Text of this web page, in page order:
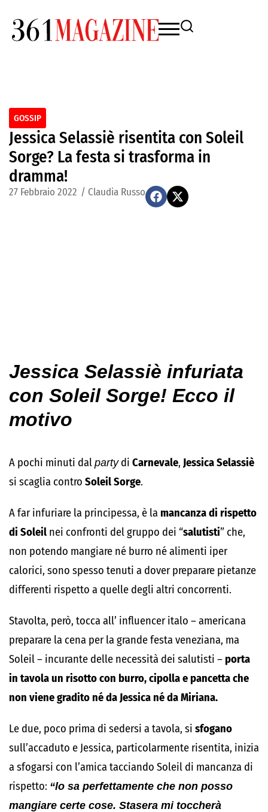
GOSSIP
Jessica Selassiè risentita con Soleil
Sorge? La festa si trasforma in
dramma!
27 Febbraio 2022 / Claudia Russo
Jessica Selassiè infuriata
con Soleil Sorge! Ecco il
motivo
A pochi minuti dalpartydi Carnevale, JessicaSelassiè
si scaglia contro SoleilSorge.
A far infuriare la principessa, è la mancanza di rispetto
di Soleil nei confronti del gruppo dei “salutisti” che,
non potendo mangiare né burro né alimenti iper
calorici, sono spesso tenuti a dover preparare pietanze
differenti rispetto a quelle degli altri concorrenti.
Stavolta, però, tocca all’ influencer italo – americana
preparare la cena per la grande festa veneziana, ma
Soleil – incurante delle necessità dei salutisti – porta
in tavola un risotto con burro, cipolla e pancetta che
non viene gradito né da Jessica né da Miriana.
Le due, poco prima di sedersi a tavola, si sfogano
sull’accaduto e Jessica, particolarmente risentita, inizia
a sfogarsi con l’amica tacciando Soleil di mancanza di
rispetto: “lo sa perfettamente che non posso
mangiare certe cose. Stasera mi toccherà